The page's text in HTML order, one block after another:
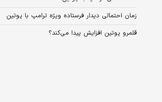
زمان احتمالی دیدار فرستاده ویژه ترامپ با پوتین
قلمرو پوتین افزایش پیدا می‌کند؟